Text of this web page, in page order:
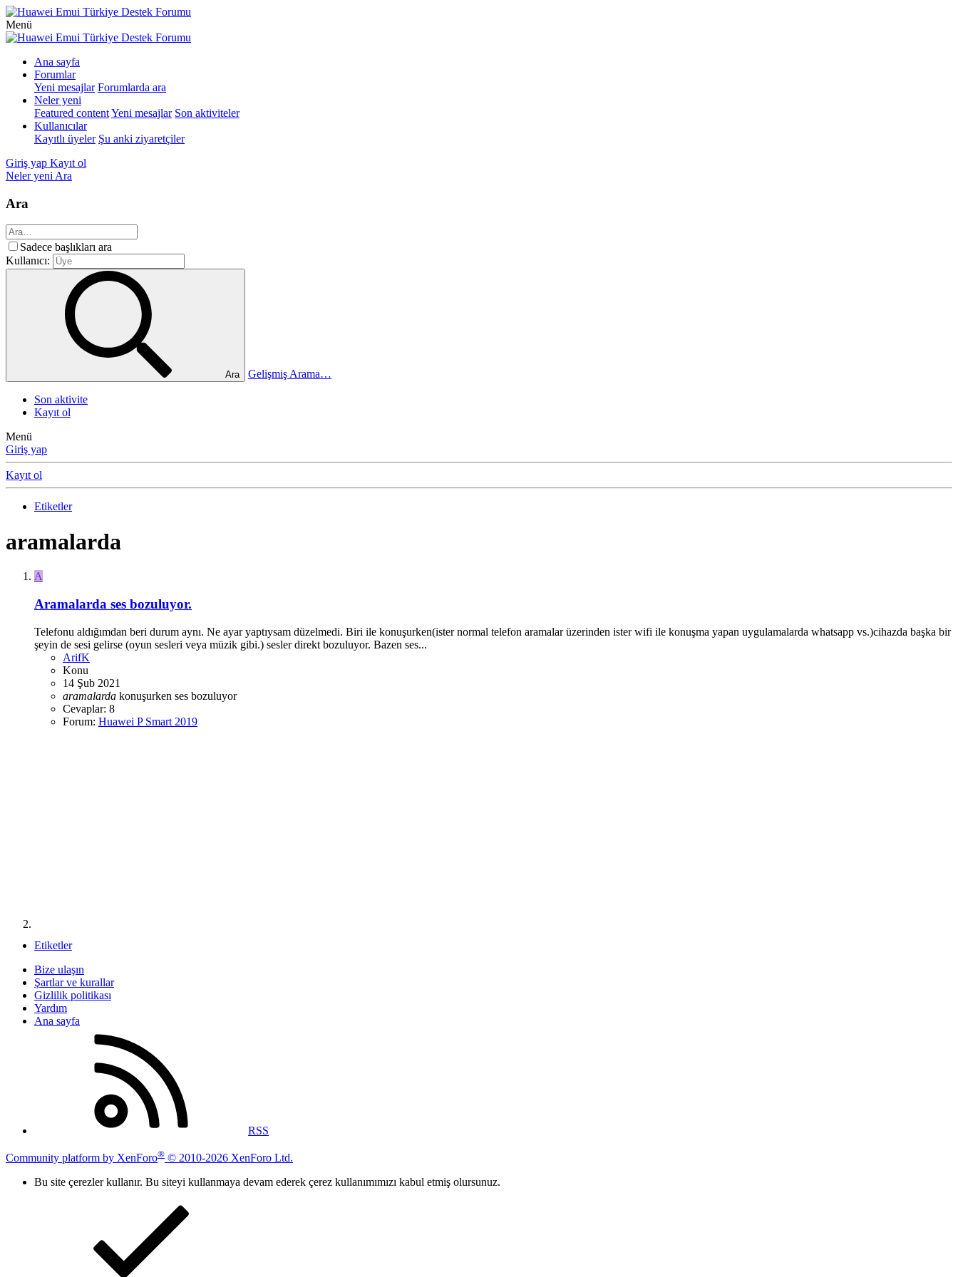
Menü
Ana sayfa
Forumlar
Yeni mesajlar Forumlarda ara
Neler yeni
Featured contentYeni mesajlar Son aktiviteler
Kullanıcılar
Kayıtlı üyeler Şu anki ziyaretçiler
Giriş yap Kayıt ol
Neler yeni Ara
Ara
Sadece başlıkları ara
Kullanıcı:
Ara Gelişmiş Arama…
Son aktivite
Kayıt ol
Menü
Giriş yap
Kayıt ol
Etiketler
aramalarda
A
Aramalarda ses bozuluyor.
Telefonu aldığımdan beri durum aynı. Ne ayar yaptıysam düzelmedi. Biri ile konuşurken(ister normal telefon aramalar üzerinden ister wifi ile konuşma yapan uygulamalarda whatsapp vs.)cihazda başka bir
şeyin de sesi gelirse (oyun sesleri veya müzik gibi.) sesler direkt bozuluyor. Bazen ses...
ArifK
Konu
14 Şub 2021
aramalarda konuşurken ses bozuluyor
Cevaplar: 8
Forum: Huawei P Smart 2019
Etiketler
Bize ulaşın
Şartlar ve kurallar
Gizlilik politikası
Yardım
Ana sayfa
RSS
Community platform by XenForo® © 2010-2026 XenForo Ltd.
Bu site çerezler kullanır. Bu siteyi kullanmaya devam ederek çerez kullanımımızı kabul etmiş olursunuz.